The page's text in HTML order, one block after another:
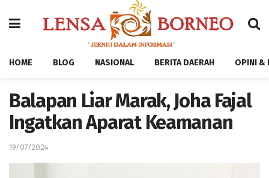
HOME BLOG NASIONAL BERITA DAERAH OPINI &
Balapan Liar Marak, Joha Fajal
Ingatkan Aparat Keamanan
19/07/2024